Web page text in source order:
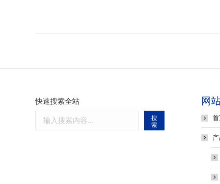
快速搜索全站
搜
索
网